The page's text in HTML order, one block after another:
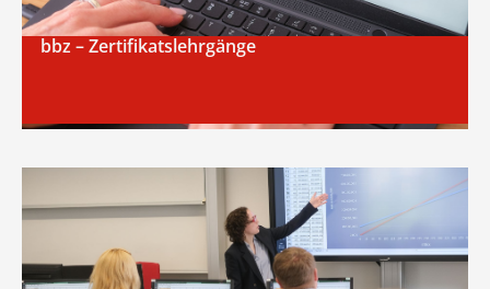
bbz – Zertifikatslehrgänge